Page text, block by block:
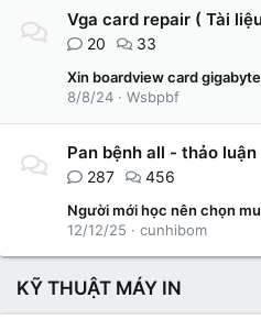
Vga card repair ( Tài
20 33
Xin boardview card
8/8/24
Wsbpbf
Pan bệnh all - thảo
287 456
Người mới học nên chọn
12/12/25
cunhibom
KỸ THUẬT MÁY IN